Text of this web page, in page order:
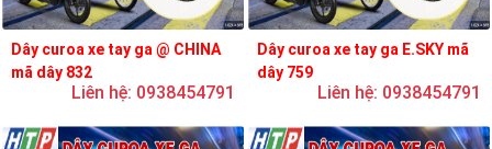
Dây curoa xe tay ga @ CHINA
mã dây 832
Liên hệ: 0938454791
Dây curoa xe tay ga E.SKY mã
dây 759
Liên hệ: 0938454791